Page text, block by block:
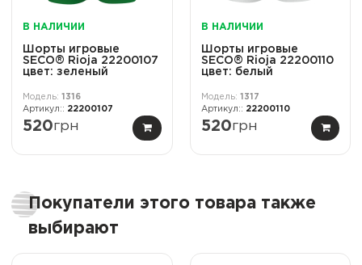
В НАЛИЧИИ
Шорты игровые
SECO® Rioja 22200107
цвет: зеленый
1316
22200107
520грн
В НАЛИЧИИ
Шорты игровые
SECO® Rioja 22200110
цвет: белый
1317
22200110
520грн
Покупатели этого товара также
выбирают